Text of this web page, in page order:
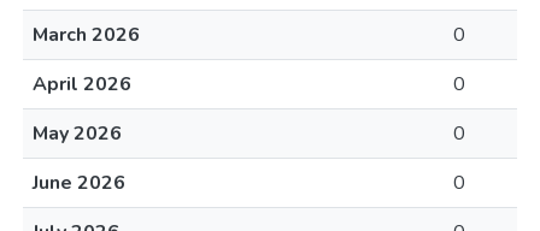
March 2026
0
April 2026
0
May 2026
0
June 2026
0